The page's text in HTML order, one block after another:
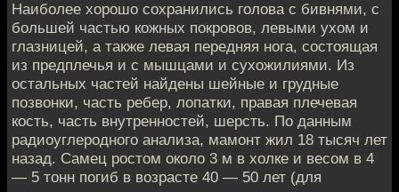
Наиболее хорошо сохранились голова с бивнями, с
большей частью кожных покровов, левыми ухом и
глазницей, а также левая передняя нога, состоящая
из предплечья и с мышцами и сухожилиями. Из
остальных частей найдены шейные и грудные
позвонки, часть ребер, лопатки, правая плечевая
кость, часть внутренностей, шерсть. По данным
радиоуглеродного анализа, мамонт жил 18 тысяч лет
назад. Самец ростом около 3 м в холке и весом в 4
— 5 тонн погиб в возрасте 40 — 50 лет (для